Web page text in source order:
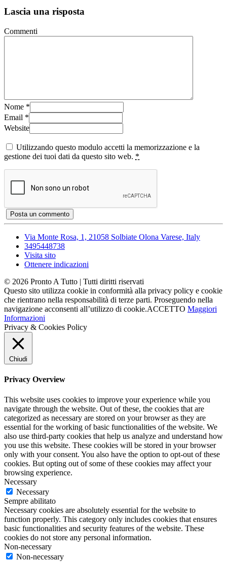
Lascia una risposta
Commenti
Nome *
Email *
Website
Utilizzando questo modulo accetti la memorizzazione e la
gestione dei tuoi dati da questo sito web. *
Via Monte Rosa, 1, 21058 Solbiate Olona Varese, Italy
3495448738
Visita sito
Ottenere indicazioni
© 2026 Pronto A Tutto | Tutti diritti riservati
Questo sito utilizza cookie in conformità alla privacy policy e cookie
che rientrano nella responsabilità di terze parti. Proseguendo nella
navigazione acconsenti all’utilizzo di cookie.ACCETTO Maggiori
Informazioni
Privacy & Cookies Policy
Chiudi
Privacy Overview
This website uses cookies to improve your experience while you
navigate through the website. Out of these, the cookies that are
categorized as necessary are stored on your browser as they are
essential for the working of basic functionalities of the website. We
also use third-party cookies that help us analyze and understand how
you use this website. These cookies will be stored in your browser
only with your consent. You also have the option to opt-out of these
cookies. But opting out of some of these cookies may affect your
browsing experience.
Necessary
Necessary
Sempre abilitato
Necessary cookies are absolutely essential for the website to
function properly. This category only includes cookies that ensures
basic functionalities and security features of the website. These
cookies do not store any personal information.
Non-necessary
Non-necessary